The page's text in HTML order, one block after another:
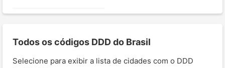
Todos os códigos DDD do Brasil
Selecione para exibir a lista de cidades com o DDD